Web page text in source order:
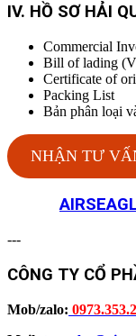
IV. HỒ SƠ HẢI
Commercial
Bill of lading
Certificate of
Packing List
Bản phân loại
NHẬN TƯ
---
CÔNG TY CỔ
Mob/zalo: